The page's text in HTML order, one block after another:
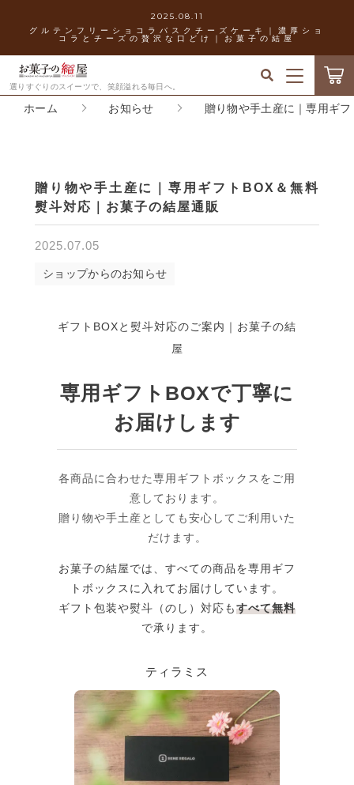
2025.08.11
グルテンフリーショコラバスクチーズケーキ｜濃厚ショ
コラとチーズの贅沢な口どけ｜お菓子の結屋
選りすぐりのスイーツで、笑顔溢れる毎日へ。
ホーム お知らせ 贈り物や手土産に｜専用ギ
贈り物や手土産に｜専用ギフトBOX＆無料
熨斗対応｜お菓子の結屋通販
2025.07.05
ショップからのお知らせ
ギフトBOXと熨斗対応のご案内｜お菓子の結
屋
専用ギフトBOXで丁寧に
お届けします
各商品に合わせた専用ギフトボックスをご用
意しております。
贈り物や手土産としても安心してご利用いた
だけます。
お菓子の結屋では、すべての商品を専用ギフ
トボックスに入れてお届けしています。
ギフト包装や熨斗（のし）対応もすべて無料
で承ります。
ティラミス
ログイン / 会員登録
お知らせ
ショッピングガイド
フィナンシェ
マカロン
生チョコレート
すべて
ティラミス
生チョコレート
親カテゴリ
子カテゴリ
～
セール